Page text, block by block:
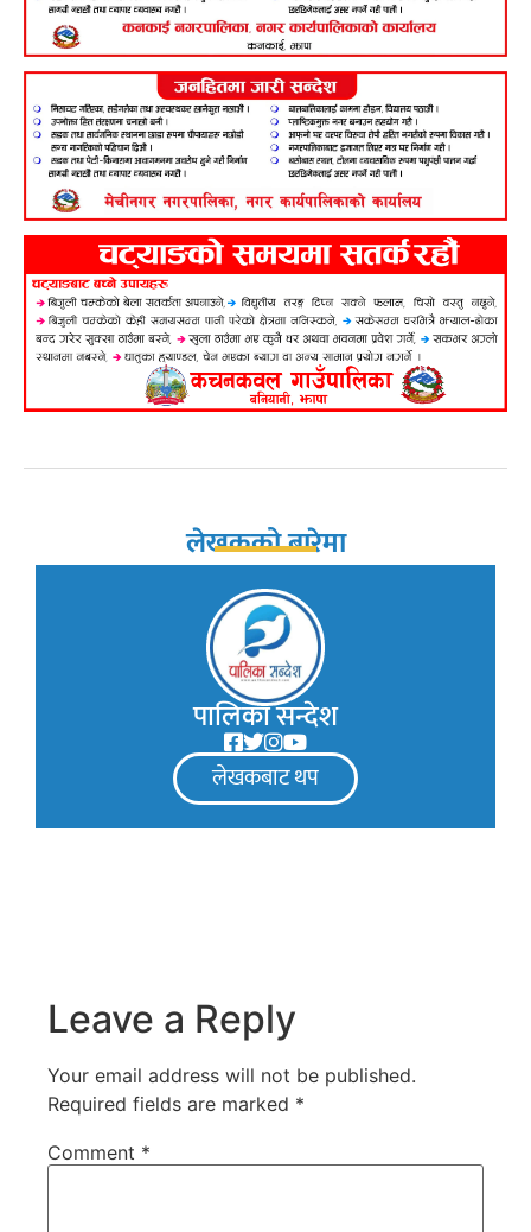
लेखकको बारेमा
पालिका सन्देश
लेखकबाट थप
Leave a Reply
Your email address will not be published.
Required fields are marked *
Comment *